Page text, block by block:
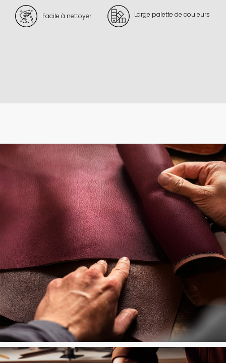
Facile à nettoyer Large palette de couleurs